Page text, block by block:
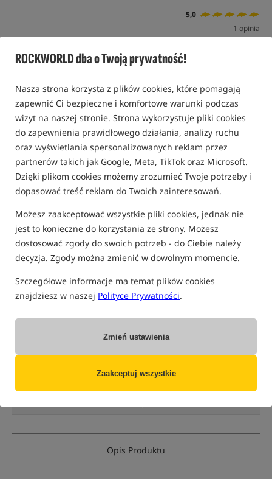
ROCKWORLD dba o Twoją prywatność!
Nasza strona korzysta z plików cookies, które pomagają
zapewnić Ci bezpieczne i komfortowe warunki podczas
wizyt na naszej stronie. Strona wykorzystuje pliki cookies
do zapewnienia prawidłowego działania, analizy ruchu
oraz wyświetlania spersonalizowanych reklam przez
partnerów takich jak Google, Meta, TikTok oraz Microsoft.
Dzięki plikom cookies możemy zrozumieć Twoje potrzeby i
dopasować treść reklam do Twoich zainteresowań.
Możesz zaakceptować wszystkie pliki cookies, jednak nie
jest to konieczne do korzystania ze strony. Możesz
dostosować zgody do swoich potrzeb - do Ciebie należy
decyzja. Zgody można zmienić w dowolnym momencie.
Szczegółowe informacje ma temat plików cookies
znajdziesz w naszej Polityce Prywatności.
Zmień ustawienia
Zaakceptuj wszystkie
5,0
1 opinia
(część opcji mogła zostać ukryta przez wybrany sposób filtrowania)
Opis Produktu